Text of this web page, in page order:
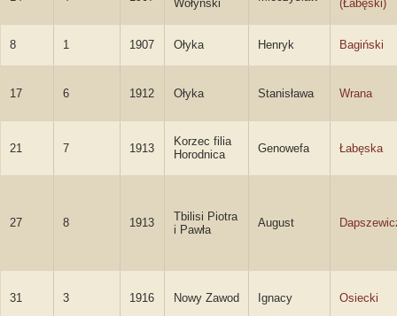
Wołyński (Łabęski)
8 1 1907 Ołyka Henryk Bagiński
17 6 1912 Ołyka Stanisława Wrana
21 7 1913
Korzec filia
Horodnica
Genowefa Łabęska
27 8 1913
Tbilisi Piotra
i Pawła
August
31 3 1916 Nowy Zawod Ignacy Osiecki